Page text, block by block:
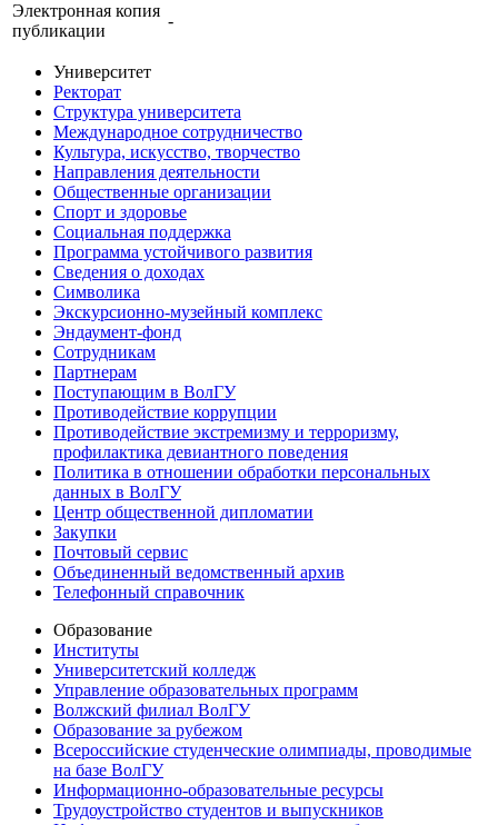
Электронная копия
публикации
-
Университет
Ректорат
Структура университета
Международное сотрудничество
Культура, искусство, творчество
Направления деятельности
Общественные организации
Спорт и здоровье
Социальная поддержка
Программа устойчивого развития
Сведения о доходах
Символика
Экскурсионно-музейный комплекс
Эндаумент-фонд
Сотрудникам
Партнерам
Поступающим в ВолГУ
Противодействие коррупции
Противодействие экстремизму и терроризму,
профилактика девиантного поведения
Политика в отношении обработки персональных
данных в ВолГУ
Центр общественной дипломатии
Закупки
Почтовый сервис
Объединенный ведомственный архив
Телефонный справочник
Образование
Институты
Университетский колледж
Управление образовательных программ
Волжский филиал ВолГУ
Образование за рубежом
Всероссийские студенческие олимпиады, проводимые
на базе ВолГУ
Информационно-образовательные ресурсы
Трудоустройство студентов и выпускников